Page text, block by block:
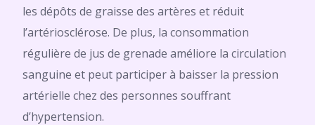
les dépôts de graisse des artères et réduit
l’artériosclérose. De plus, la consommation
régulière de jus de grenade améliore la circulation
sanguine et peut participer à baisser la pression
artérielle chez des personnes souffrant
d’hypertension.